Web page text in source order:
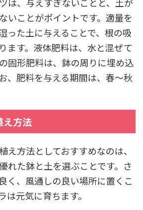
いことがポイントです。適量を
った土に与えることで、根の吸
ます。液体肥料は、水と混ぜて
固形肥料は、鉢の周りに埋め込
、肥料を与える期間は、春～秋
え方法
え方法としておすすめなのは、
れた鉢と土を選ぶことです。さ
く、風通しの良い場所に置くこ
は元気に育ちます。